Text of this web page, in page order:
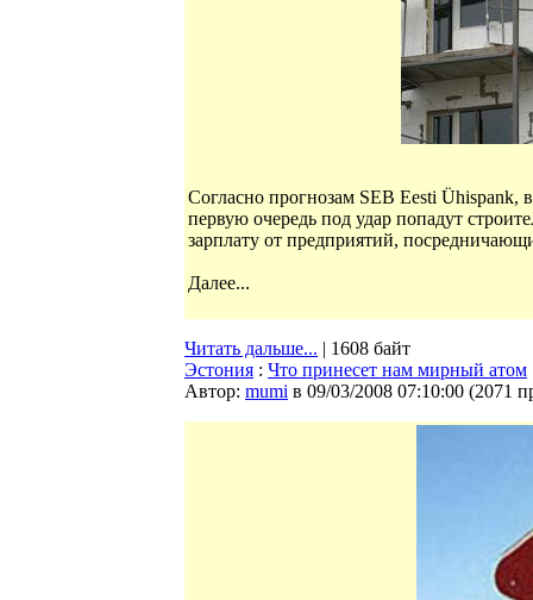
Согласно прогнозам SEB Eesti Ühispank,
первую очередь под удар попадут
зарплату от предприятий,
Далее...
Читать дальше... | 1608 байт
Эстония : Что принесет нам мирный атом
Автор: mumi в 09/03/2008 07:10:00 (2071